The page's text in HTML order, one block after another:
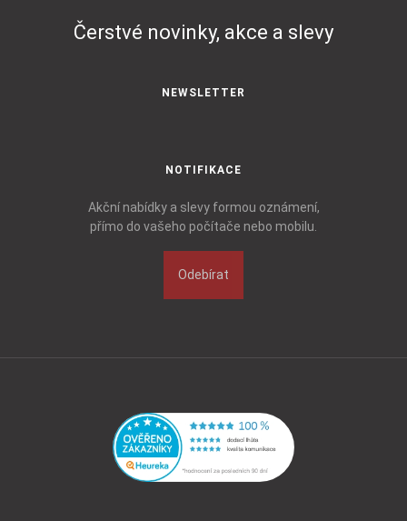
Čerstvé novinky, akce a slevy
NEWSLETTER
NOTIFIKACE
Akční nabídky a slevy formou oznámení,
přímo do vašeho počítače nebo mobilu.
Odebírat